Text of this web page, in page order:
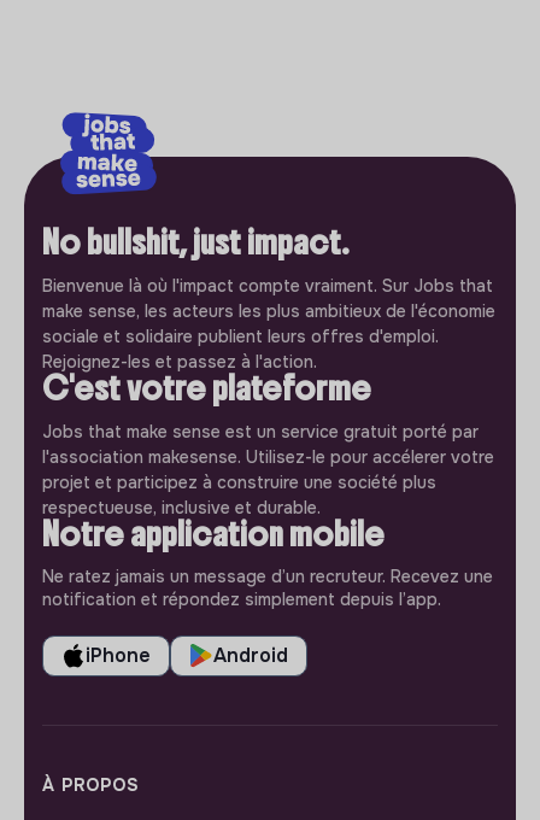
No bullshit, just impact.
Bienvenue là où l'impact compte vraiment. Sur Jobs that
make sense, les acteurs les plus ambitieux de l'économie
sociale et solidaire publient leurs offres d'emploi.
Rejoignez-les et passez à l'action.
C'est votre plateforme
Jobs that make sense est un service gratuit porté par
l'association makesense. Utilisez-le pour accélerer votre
projet et participez à construire une société plus
respectueuse, inclusive et durable.
Notre application mobile
Ne ratez jamais un message d’un recruteur. Recevez une
notification et répondez simplement depuis l’app.
iPhone Android
À PROPOS